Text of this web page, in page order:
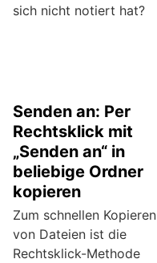
sich nicht notiert hat?
Senden an: Per
Rechtsklick mit
„Senden an“ in
beliebige Ordner
kopieren
Zum schnellen Kopieren
von Dateien ist die
Rechtsklick-Methode